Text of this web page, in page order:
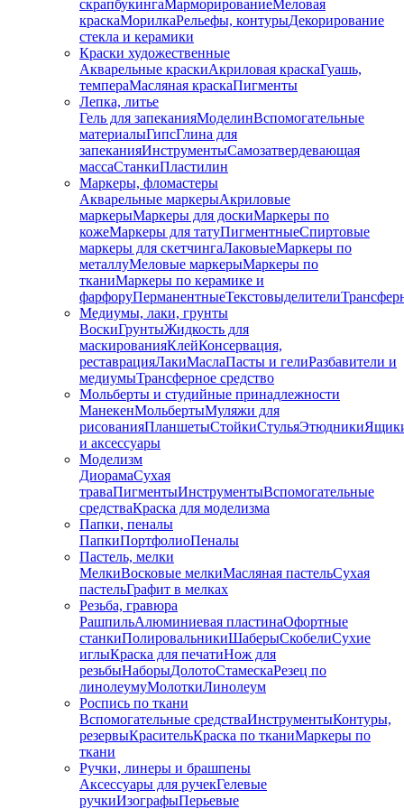
скрапбукингаМарморированиеМеловая
краскаМорилкаРельефы, контурыДекорирование
стекла и керамики
Краски художественные
Акварельные краскиАкриловая краскаГуашь,
темпераМасляная краскаПигменты
Лепка, литье
Гель для запеканияМоделинВспомогательные
материалыГипсГлина для
запеканияИнструментыСамозатвердевающая
массаСтанкиПластилин
Маркеры, фломастеры
Акварельные маркерыАкриловые
маркерыМаркеры для доскиМаркеры по
кожеМаркеры для татуПигментныеCпиртовые
маркеры для скетчингаЛаковыеМаркеры по
металлуМеловые маркерыМаркеры по
тканиМаркеры по керамике и
фарфоруПерманентныеТекстовыделители
Медиумы, лаки, грунты
ВоскиГрунтыЖидкость для
маскированияКлейКонсервация,
реставрацияЛакиМаслаПасты и гелиРазбавители и
медиумыТрансферное средство
Мольберты и студийные принадлежности
МанекенМольбертыМуляжи для
рисованияПланшетыСтойкиСтульяЭтюдники
и аксессуары
Моделизм
ДиорамаСухая
траваПигментыИнструментыВспомогательные
средстваКраска для моделизма
Папки, пеналы
ПапкиПортфолиоПеналы
Пастель, мелки
МелкиВосковые мелкиМасляная пастельСухая
пастельГрафит в мелках
Резьба, гравюра
РашпильАлюминиевая пластинаОфортные
станкиПолировальникиШаберыСкобелиСухие
иглыКраска для печатиНож для
резьбыНаборыДолотоСтамескаРезец по
линолеумуМолоткиЛинолеум
Роспись по ткани
Вспомогательные средстваИнструментыКонтуры,
резервыКрасительКраска по тканиМаркеры по
ткани
Ручки, линеры и брашпены
Аксессуары для ручекГелевые
ручкиИзографыПерьевые